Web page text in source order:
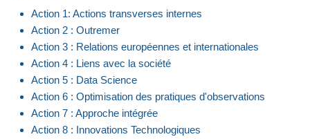
Action 1: Actions transverses internes
Action 2 : Outremer
Action 3 : Relations européennes et internationales
Action 4 : Liens avec la société
Action 5 : Data Science
Action 6 : Optimisation des pratiques d'observations
Action 7 : Approche intégrée
Action 8 : Innovations Technologiques